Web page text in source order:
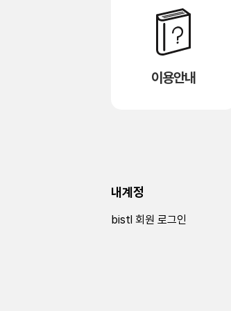
이용안내
내계정
bistl 회원 로그인